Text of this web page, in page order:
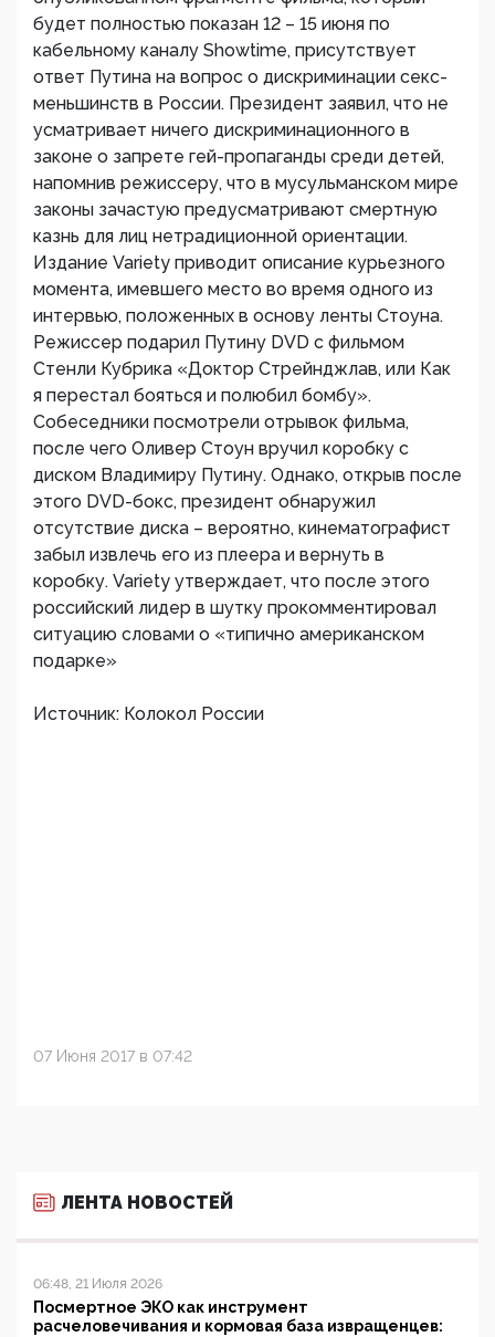
будет полностью показан 12 – 15 июня по
кабельному каналу Showtime, присутствует
ответ Путина на вопрос о дискриминации секс-
меньшинств в России. Президент заявил, что не
усматривает ничего дискриминационного в
законе о запрете гей-пропаганды среди детей,
напомнив режиссеру, что в мусульманском мире
законы зачастую предусматривают смертную
казнь для лиц нетрадиционной ориентации.
Издание Variety приводит описание курьезного
момента, имевшего место во время одного из
интервью, положенных в основу ленты Стоуна.
Режиссер подарил Путину DVD с фильмом
Стенли Кубрика «Доктор Стрейнджлав, или Как
я перестал бояться и полюбил бомбу».
Собеседники посмотрели отрывок фильма,
после чего Оливер Стоун вручил коробку с
диском Владимиру Путину. Однако, открыв после
этого DVD-бокс, президент обнаружил
отсутствие диска – вероятно, кинематографист
забыл извлечь его из плеера и вернуть в
коробку. Variety утверждает, что после этого
российский лидер в шутку прокомментировал
ситуацию словами о «типично американском
подарке»
Источник: Колокол России
07 Июня 2017 в 07:42
ЛЕНТА НОВОСТЕЙ
06:48, 21 Июля 2026
Посмертное ЭКО как инструмент
расчеловечивания и кормовая база извращенцев: